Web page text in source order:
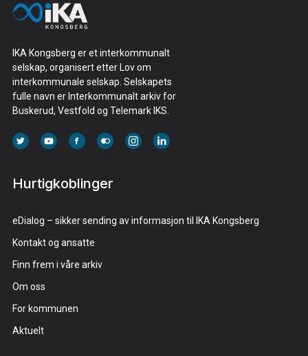
IKA Kongsberg er et interkommunalt
selskap, organisert etter Lov om
interkommunale selskap. Selskapets
fulle navn er Interkommunalt arkiv for
Buskerud, Vestfold og Telemark IKS.
Hurtigkoblinger
eDialog – sikker sending av informasjon til IKA Kongsberg
Kontakt og ansatte
Finn frem i våre arkiv
Om oss
For kommunen
Aktuelt